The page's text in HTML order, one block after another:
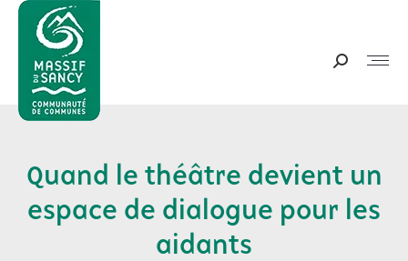
Recherche
Quand le théâtre devient un
espace de dialogue pour les
aidants
Vous êtes ici :
Panneau de gestion des cookies